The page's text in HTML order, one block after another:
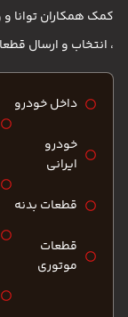
کمک همکاران توانا
، انتخاب و ارسال
داخل خودرو
خودرو
ایرانی
قطعات بدنه
قطعات
موتوری